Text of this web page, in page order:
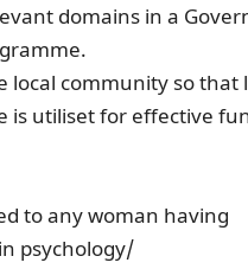
domains in a
local community so that
is utiliset for effective
to any woman having
psychology/